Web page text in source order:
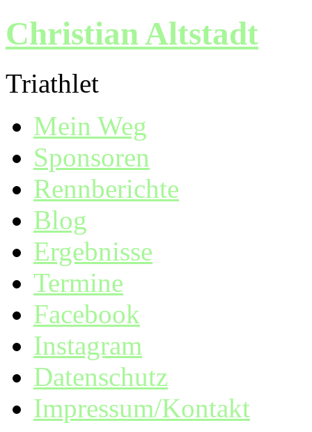
Christian Altstadt
Triathlet
Mein Weg
Sponsoren
Rennberichte
Blog
Ergebnisse
Termine
Facebook
Instagram
Datenschutz
Impressum/Kontakt